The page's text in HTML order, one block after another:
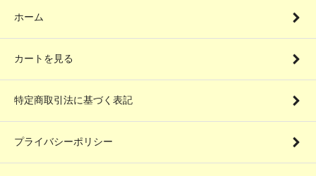
ホーム
カートを見る
特定商取引法に基づく表記
プライバシーポリシー